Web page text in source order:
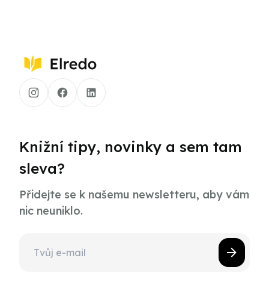
Knižní tipy, novinky a sem tam
sleva?
Přidejte se k našemu newsletteru, aby vám
nic neuniklo.